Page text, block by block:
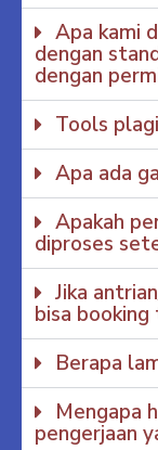
Apa kami
dengan
dengan
Tools
Apa ada
Apakah
diproses
Jika
bisa
Berapa
Mengapa
pengerjaan